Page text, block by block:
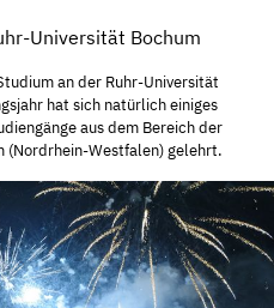
Universität Bochum
an der Ruhr-Universität
hat sich natürlich einiges
aus dem Bereich der
(Nordrhein-Westfalen) gelehrt.